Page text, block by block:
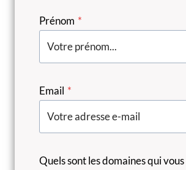
Prénom *
Email *
Quels sont les domaines qui vous